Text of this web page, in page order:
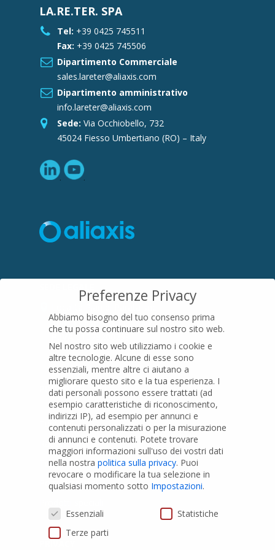
LA.RE.TER. SPA
Tel: +39 0425 745511
Fax: +39 0425 745506
Dipartimento Commerciale
sales.lareter@aliaxis.com
Dipartimento amministrativo
info.lareter@aliaxis.com
Sede: Via Occhiobello, 732
45024 Fiesso Umbertiano (RO) – Italy
16015 Casella (GE) – Italy
01079200299
PRODOTTI
Tubi PVC
Raccordi PVC
Tubi e Raccordi in PVC-A
Pozzi Artesiani
Preferenze Privacy
Abbiamo bisogno del tuo consenso prima
che tu possa continuare sul nostro sito web.
Nel nostro sito web utilizziamo i cookie e
altre tecnologie. Alcune di esse sono
essenziali, mentre altre ci aiutano a
migliorare questo sito e la tua esperienza. I
dati personali possono essere trattati (ad
esempio caratteristiche di riconoscimento,
indirizzi IP), ad esempio per annunci e
contenuti personalizzati o per la misurazione
di annunci e contenuti. Potete trovare
maggiori informazioni sull'uso dei vostri dati
nella nostra politica sulla privacy. Puoi
revocare o modificare la tua selezione in
qualsiasi momento sotto Impostazioni.
Preferenze Privacy
Essenziali
Statistiche
Terze parti